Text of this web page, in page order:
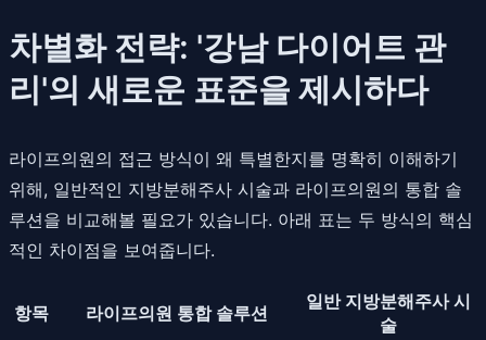
차별화 전략: '강남 다이어트 관
리'의 새로운 표준을 제시하다
라이프의원의 접근 방식이 왜 특별한지를 명확히 이해하기
위해, 일반적인 지방분해주사 시술과 라이프의원의 통합 솔
루션을 비교해볼 필요가 있습니다. 아래 표는 두 방식의 핵심
적인 차이점을 보여줍니다.
항목 라이프의원 통합 솔루션
일반 지방분해주사 시
술